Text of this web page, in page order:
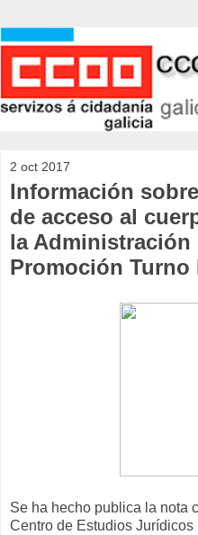
2 oct 2017
Información
de acceso al
la Administración
Promoción Turno
Se ha hecho publica la nota
Centro de Estudios